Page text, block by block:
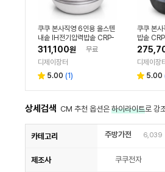
쿠쿠 본사직영 6인용 올스텐
내솥 IH전기압력밥솥 CRP-
DHAS069FW
311,100원
무료
디제이장터
5.00 (1)
쿠쿠 본
밥솥
디제이장
5.00
상세검색 CM 추천 옵션은 하이라이트로 강
카테고리 주방가전 6,039
제조사 쿠쿠전자